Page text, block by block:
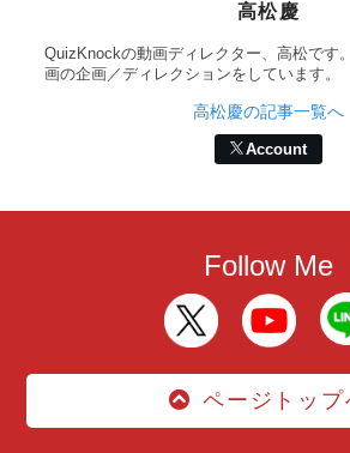
高松慶
QuizKnockの動画ディレクター、高松です
画の企画／ディレクションをしています。
高松慶の記事一覧へ
Account
Follow Me
ページトップ